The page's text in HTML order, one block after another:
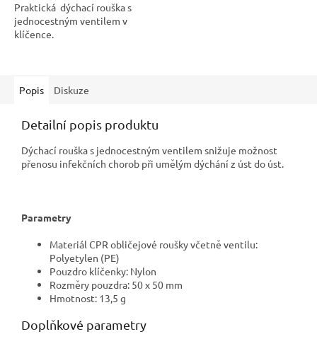
Praktická dýchací rouška s
jednocestným ventilem v
klíčence.
Popis Diskuze
Detailní popis produktu
Dýchací rouška s jednocestným ventilem snižuje možnost
přenosu infekčních chorob při umělým dýchání z úst do úst.
Parametry
Materiál CPR obličejové roušky včetně ventilu:
Polyetylen (PE)
Pouzdro klíčenky: Nylon
Rozměry pouzdra: 50 x 50 mm
Hmotnost: 13,5 g
Doplňkové parametry